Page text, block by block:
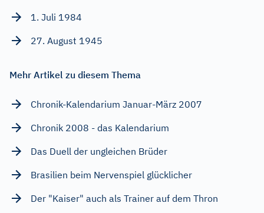
1. Juli 1984
27. August 1945
Mehr Artikel zu diesem Thema
Chronik-Kalendarium Januar-März 2007
Chronik 2008 - das Kalendarium
Das Duell der ungleichen Brüder
Brasilien beim Nervenspiel glücklicher
Der "Kaiser" auch als Trainer auf dem Thron